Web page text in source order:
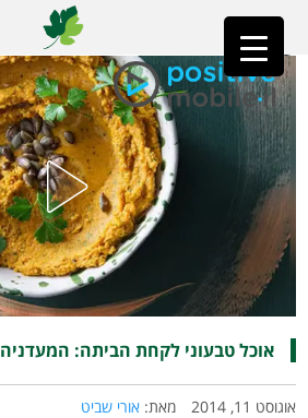
ראשי»פוסט נבחר אוכל טבעוני לקחת הביתה: המעדניה
אוכל טבעוני לקחת הביתה: המעדניה
אוגוסט 11, 2014 מאת: אורי שביט